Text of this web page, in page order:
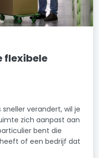
flexibele
verandert, wil je
zich aanpast aan
bent die
of een bedrijf dat